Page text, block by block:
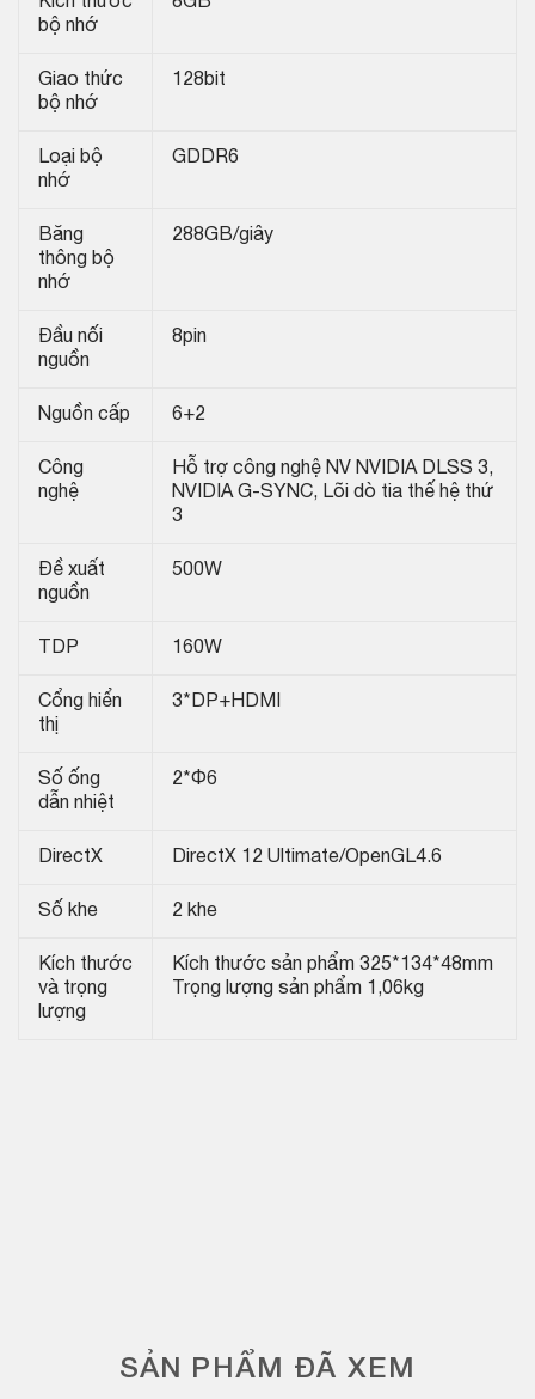
bộ nhớ
Giao thức
bộ nhớ
128bit
Loại bộ
nhớ
GDDR6
Băng
thông bộ
nhớ
288GB/giây
Đầu nối
nguồn
8pin
Nguồn cấp 6+2
Công
nghệ
Hỗ trợ công nghệ NV NVIDIA DLSS 3,
NVIDIA G-SYNC, Lõi dò tia thế hệ thứ
3
Đề xuất
nguồn
500W
TDP 160W
Cổng hiển
thị
3*DP+HDMI
Số ống
dẫn nhiệt
2*Φ6
DirectX DirectX 12 Ultimate/OpenGL4.6
Số khe 2 khe
Kích thước
và trọng
lượng
Kích thước sản phẩm 325*134*48mm
Trọng lượng sản phẩm 1,06kg
SẢN PHẨM ĐÃ XEM